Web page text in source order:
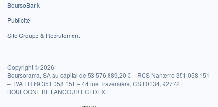
BoursoBank
Publicité
Site Groupe & Recrutement
Copyright © 2026
Boursorama, SA au capital de 53 576 889,20 € – RCS Nanterre 351 058 151
– TVA FR 69 351 058 151 – 44 rue Traversière, CS 80134, 92772
BOULOGNE BILLANCOURT CEDEX